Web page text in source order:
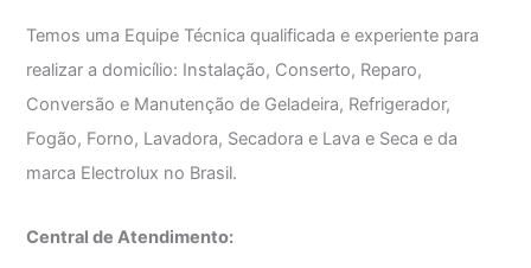
Temos uma Equipe Técnica qualificada e experiente para
realizar a domicílio: Instalação, Conserto, Reparo,
Conversão e Manutenção de Geladeira, Refrigerador,
Fogão, Forno, Lavadora, Secadora e Lava e Seca e da
marca Electrolux no Brasil.
Central de Atendimento: